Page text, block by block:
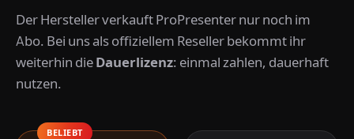
Der Hersteller verkauft ProPresenter nur noch im
Abo. Bei uns als offiziellem Reseller bekommt ihr
weiterhin dieDauerlizenz: einmal zahlen, dauerhaft
nutzen.
BELIEBT